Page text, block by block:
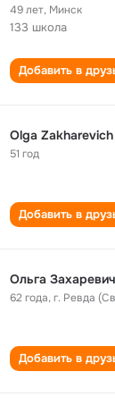
49 лет, Минск
133 школа
Добавить в
Olga Zakharevich
51 год
Добавить в
Ольга Захаревич
62 года,г. Ревда
Добавить в